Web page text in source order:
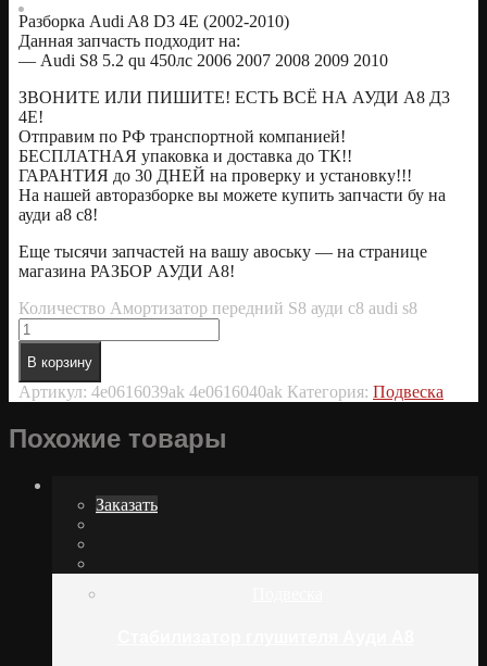
Разборка Audi A8 D3 4E (2002-2010)
Данная запчасть подходит на:
— Audi S8 5.2 qu 450лс 2006 2007 2008 2009 2010
ЗВОНИТЕ ИЛИ ПИШИТЕ! ЕСТЬ ВСЁ НА АУДИ А8 Д3
4Е!
Oтправим по РФ транспортной компанией!
БЕСПЛАТНАЯ упаковка и доставка до ТК!!
ГАРАНТИЯ до 30 ДНЕЙ на проверку и установку!!!
На нашей авторазборке вы можете купить запчасти бу на
ауди а8 с8!
Еще тысячи запчастей на вашу авоську — на странице
магазина РАЗБОР АУДИ А8!
Количество Амортизатор передний S8 ауди с8 audi s8
В корзину
Артикул: 4e0616039ak 4e0616040ak Категория: Подвеска
Похожие товары
Заказать